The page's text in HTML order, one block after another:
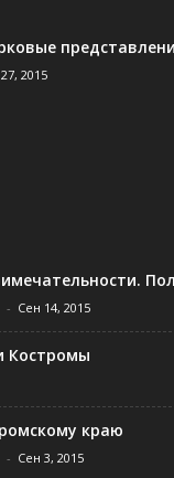
2015
- Сен 14, 2015
Костромы
краю
- Сен 3, 2015